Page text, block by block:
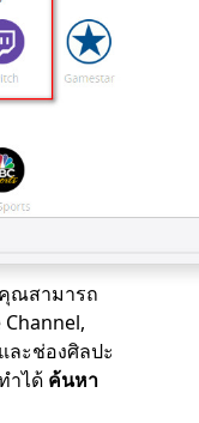
ณสามารถ
ะช่องศิลปะ
ำได้ ค้นหา